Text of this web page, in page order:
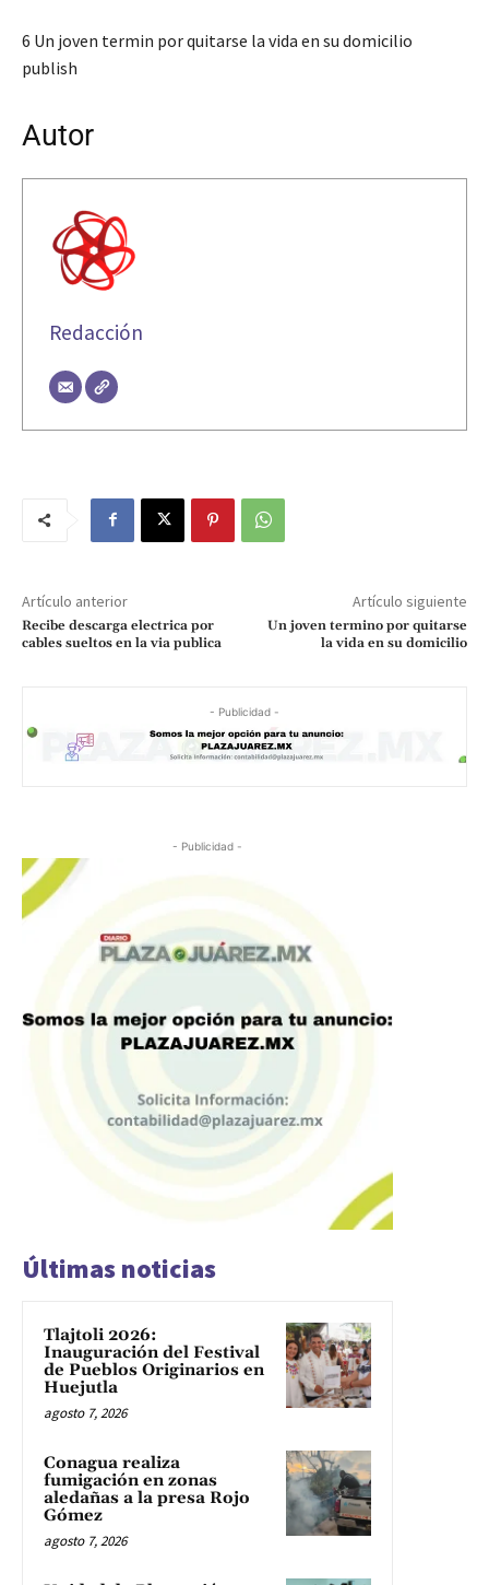
6 Un joven termin por quitarse la vida en su domicilio
publish
Autor
Redacción
Artículo anterior
Recibe descarga electrica por
cables sueltos en la via publica
Artículo siguiente
Un joven termino por quitarse
la vida en su domicilio
- Publicidad -
- Publicidad -
Últimas noticias
Tlajtoli 2026:
Inauguración del Festival
de Pueblos Originarios en
Huejutla
agosto 7, 2026
Conagua realiza
fumigación en zonas
aledañas a la presa Rojo
Gómez
agosto 7, 2026